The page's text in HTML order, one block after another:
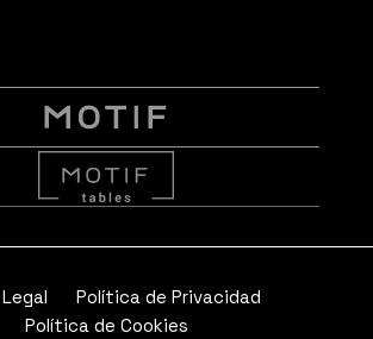
Política de Privacidad
Política de Cookies